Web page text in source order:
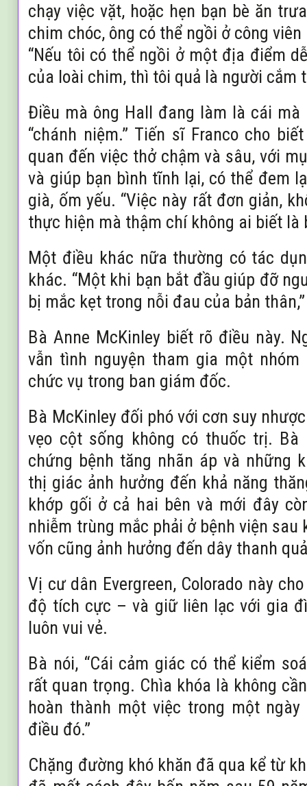
chạy việc vặt, hoặc hẹn bạn bè ăn
chim chóc, ông có thể ngồi ở công
“Nếu tôi có thể ngồi ở một địa điểm
của loài chim, thì tôi quả là người cắm
Điều mà ông Hall đang làm là cái
“chánh niệm.” Tiến sĩ Franco cho
quan đến việc thở chậm và sâu, với
và giúp bạn bình tĩnh lại, có thể đem
già, ốm yếu. “Việc này rất đơn giản,
thực hiện mà thậm chí không ai biết là
Một điều khác nữa thường có tác
khác. “Một khi bạn bắt đầu giúp đỡ
bị mắc kẹt trong nỗi đau của bản
Bà Anne McKinley biết rõ điều này.
vẫn tình nguyện tham gia một
chức vụ trong ban giám đốc.
Bà McKinley đối phó với cơn suy
vẹo cột sống không có thuốc trị. Bà
chứng bệnh tăng nhãn áp và những
thị giác ảnh hưởng đến khả năng
khớp gối ở cả hai bên và mới đây
nhiễm trùng mắc phải ở bệnh viện
vốn cũng ảnh hưởng đến dây thanh
Vị cư dân Evergreen, Colorado này
độ tích cực – và giữ liên lạc với gia
luôn vui vẻ.
Bà nói, “Cái cảm giác có thể kiểm
rất quan trọng. Chìa khóa là không
hoàn thành một việc trong một
điều đó.”
Chặng đường khó khăn đã qua kể từ